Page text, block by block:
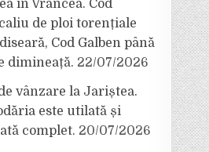
în Vrancea. Cod
de ploi torențiale
Cod Galben până
dimineață. 22/07/2026
vânzare la Jariștea.
este utilată și
complet. 20/07/2026